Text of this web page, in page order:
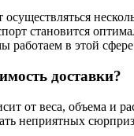
осуществляться
становится
работаем в этой
доставки?
от веса, объема и
неприятных